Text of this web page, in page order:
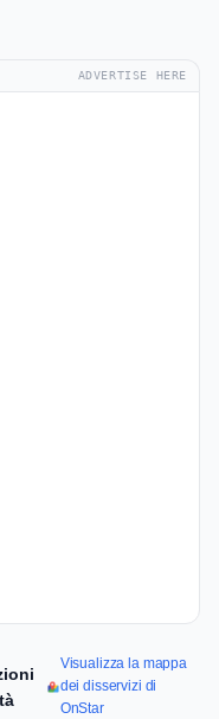
ADVERTISE HERE
Visualizza la mappa
dei disservizi di
OnStar